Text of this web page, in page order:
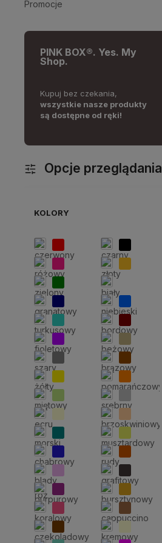
Promocje
PINK BOX®. Yes. My
Shop.
Darmowa dostawa na
wyciągnięcie ręki,zamów od
200 zł.!
Opcje przeglądania
KOLORY